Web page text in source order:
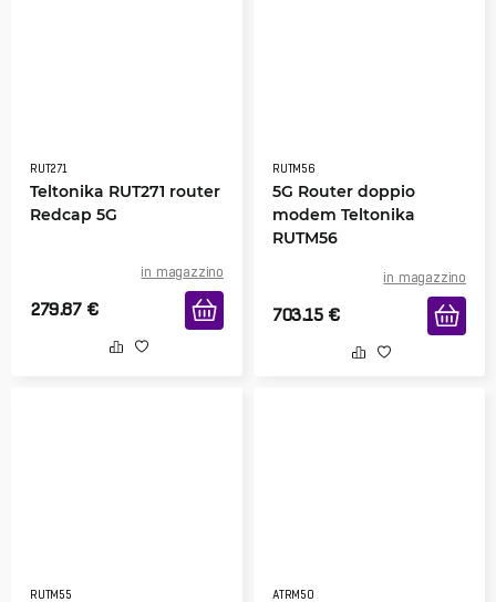
RUT271
Teltonika RUT271 router
Redcap 5G
in magazzino
279.87 €
RUTM56
5G Router doppio
modem Teltonika
RUTM56
in magazzino
703.15 €
RUTM55 ATRM50